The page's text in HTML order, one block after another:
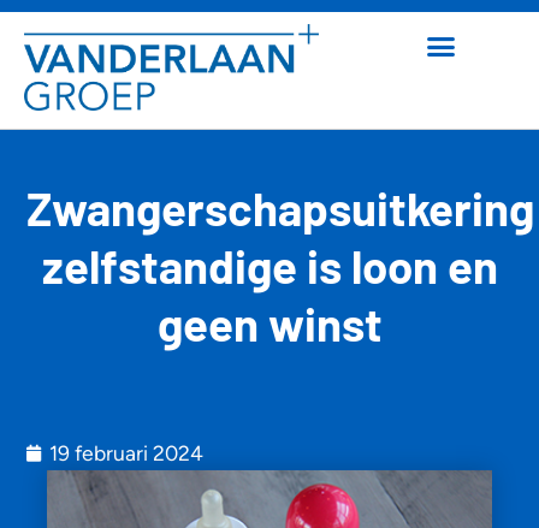
Zwangerschapsuitkering
zelfstandige is loon en
geen winst
19 februari 2024